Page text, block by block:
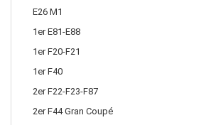
E26 M1
1er E81-E88
1er F20-F21
1er F40
2er F22-F23-F87
2er F44 Gran Coupé